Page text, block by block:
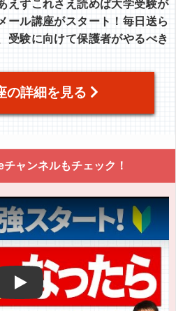
えずこれさえ読めば大学受験が
ール講座がスタート！毎日送ら
受験に向けて保護者がやるべき
の詳細を見る
ャンネルもチェック！
Play